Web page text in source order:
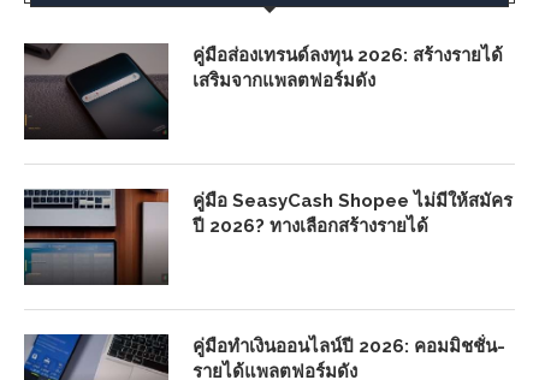
คู่มือส่องเทรนด์ลงทุน 2026: สร้างรายได้
เสริมจากแพลตฟอร์มดัง
คู่มือ SeasyCash Shopee ไม่มีให้สมัคร
ปี 2026? ทางเลือกสร้างรายได้
คู่มือทำเงินออนไลน์ปี 2026: คอมมิชชั่น-
รายได้แพลตฟอร์มดัง